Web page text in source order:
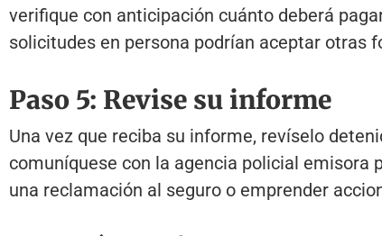
verifique con anticipación cuánto deberá
solicitudes en persona podrían aceptar otras
Paso 5: Revise su informe
Una vez que reciba su informe, revíselo
comuníquese con la agencia policial
una reclamación al seguro o emprender